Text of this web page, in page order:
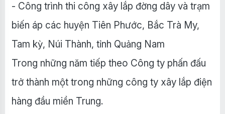
- Công trình thi công xây lắp đờng dây và trạm
biến áp các huyện Tiên Phước, Bắc Trà My,
Tam kỳ, Núi Thành, tỉnh Quảng Nam
Trong những năm tiếp theo Công ty phấn đấu
trở thành một trong những công ty xây lắp điện
hàng đầu miền Trung.